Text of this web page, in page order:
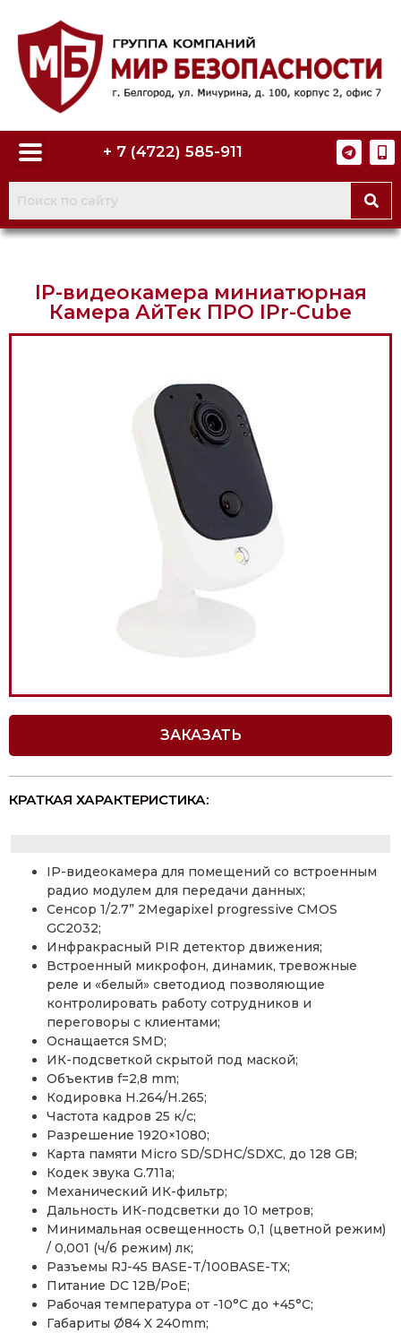
+ 7 (4722) 585-911
IP-видеокамера миниатюрная
Камера АйТек ПРО IPr-Cube
ЗАКАЗАТЬ
КРАТКАЯ ХАРАКТЕРИСТИКА:
IP-видеокамера для помещений со встроенным
радио модулем для передачи данных;
Сенсор 1/2.7” 2Megapixel progressive CMOS
GC2032;
Инфракрасный PIR детектор движения;
Встроенный микрофон, динамик, тревожные
реле и «белый» светодиод позволяющие
контролировать работу сотрудников и
переговоры с клиентами;
Оснащается SMD;
ИК-подсветкой скрытой под маской;
Объектив f=2,8 mm;
Кодировка H.264/H.265;
Частота кадров 25 к/с;
Разрешение 1920×1080;
Карта памяти Micro SD/SDHC/SDXC, до 128 GB;
Кодек звука G.711a;
Механический ИК-фильтр;
Дальность ИК-подсветки до 10 метров;
Минимальная освещенность 0,1 (цветной режим)
/ 0,001 (ч/б режим) лк;
Разъемы RJ-45 BASE-T/100BASE-TX;
Питание DC 12В/PoE;
Рабочая температура от -10°С до +45°С;
Габариты Ø84 X 240mm;